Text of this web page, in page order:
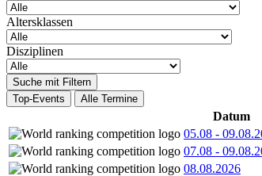
Altersklassen
Disziplinen
Suche mit Filtern
Top-Events
Alle Termine
Datum
05.08 -
07.08 -
08.08.2026